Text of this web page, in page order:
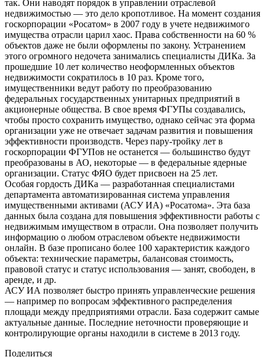
так. Они наводят порядок в управлении отраслевой
недвижимостью — это дело кропотливое. На момент создания
госкорпорации «Росатом» в 2007 году в учете недвижимого
имущества отрасли царил хаос. Права собственности на 60 %
объектов даже не были оформлены по закону. Устранением
этого огромного недочета занимались специалисты ДИКа. За
прошедшие 10 лет количество неоформленных объектов
недвижимости сократилось в 10 раз. Кроме того,
имущественники ведут работу по преобразованию
федеральных государственных унитарных предприятий в
акционерные общества. В свое время ФГУПы создавались,
чтобы просто сохранить имущество, однако сейчас эта форма
организации уже не отвечает задачам развития и повышения
эффективности производств. Через пару-тройку лет в
госкорпорации ФГУПов не останется — большинство будут
преобразованы в АО, некоторые — в федеральные ядерные
организации. Статус ФЯО будет присвоен на 25 лет.
Особая гордость ДИКа — разработанная специалистами
департамента автоматизированная система управления
имущественными активами (АСУ ИА) «Росатома». Эта база
данных была создана для повышения эффективности работы с
недвижимым имуществом в отрасли. Она позволяет получить
информацию о любом отраслевом объекте недвижимости
онлайн. В базе прописано более 100 характеристик каждого
объекта: технические параметры, балансовая стоимость,
правовой статус и статус использования — занят, свободен, в
аренде, и др.
АСУ ИА позволяет быстро принять управленческие решения
— например по вопросам эффективного распределения
площади между предприятиями отрасли. База содержит самые
актуальные данные. Последние неточности проверяющие и
контролирующие органы находили в системе в 2013 году.
Поделиться